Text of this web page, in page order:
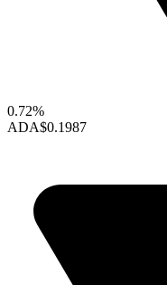
0.72%
ADA$0.1987